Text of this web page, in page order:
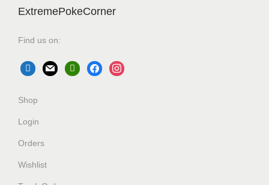
ExtremePokeCorner
Find us on:
Shop
Login
Orders
Wishlist